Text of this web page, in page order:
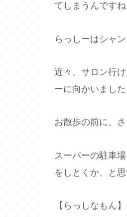
てしまうんですね
らっしーはシャ
近々、サロン行
ーに向かいました
お散歩の前に、
スーパーの駐車
をしとくか、と
【らっしなもん